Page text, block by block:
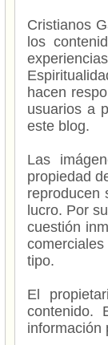
Cristianos
los
hacen
usuarios a
este blog.
Las
propiedad
reproducen
lucro. Por
cuestión
tipo.
El
contenido.
información